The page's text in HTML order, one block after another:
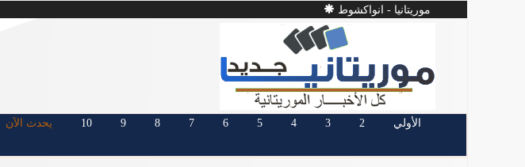
موريتانيا - انواكشوط
الأولي 2
3
4
5
6
7
8
9
10 يحدث الآن